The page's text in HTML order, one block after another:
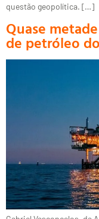
questão geopolítica. […]
Quase
de petróleo